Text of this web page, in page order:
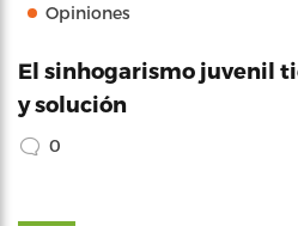
Opiniones
El sinhogarismo juvenil
y solución
0